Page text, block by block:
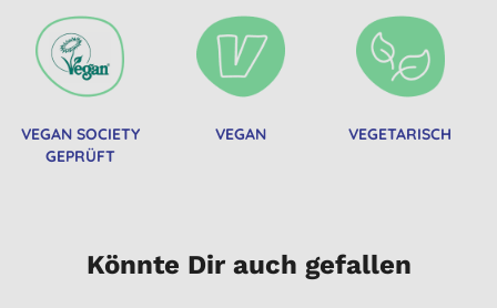
VEGAN SOCIETY
GEPRÜFT
VEGAN VEGETARISCH
Könnte Dir auch gefallen